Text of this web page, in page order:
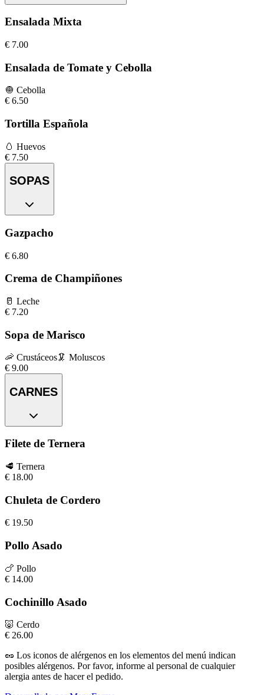
Ensalada Mixta
€ 7.00
Ensalada de Tomate y Cebolla
🧅 Cebolla
€ 6.50
Tortilla Española
🥚 Huevos
€ 7.50
SOPAS
Gazpacho
€ 6.80
Crema de Champiñones
🥛 Leche
€ 7.20
Sopa de Marisco
🦐 Crustáceos🦑 Moluscos
€ 9.00
CARNES
Filete de Ternera
🥩 Ternera
€ 18.00
Chuleta de Cordero
€ 19.50
Pollo Asado
🍗 Pollo
€ 14.00
Cochinillo Asado
🐷 Cerdo
€ 26.00
🥜 Los iconos de alérgenos en los elementos del menú indican
posibles alérgenos. Por favor, informe al personal de cualquier
alergia antes de hacer el pedido.